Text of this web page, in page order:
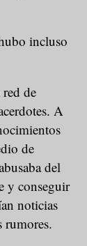
incluso
de
A
de
del
y conseguir
noticias
rumores.